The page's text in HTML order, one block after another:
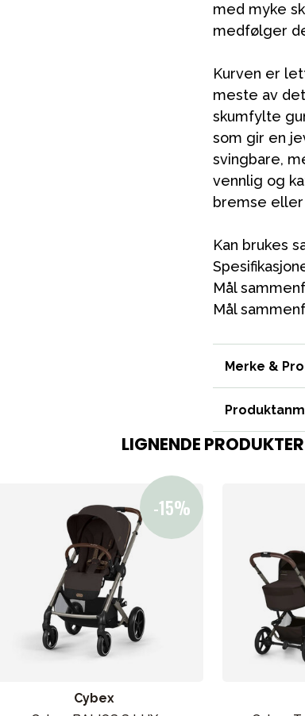
med myke
medfølger
Kurven er
meste av
skumfylte
som gir en
svingbare,
vennlig og
bremse eller
Kan brukes
Mål
Mål
Merke &
LIGNENDE PRODUKTER
Cybex
Mamma & Pappa
Møbler & seng
Tilbehør
Reservedeler
Kontakt